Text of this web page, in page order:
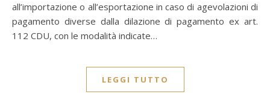
all’importazione o all’esportazione in caso di agevolazioni di
pagamento diverse dalla dilazione di pagamento ex art.
112 CDU, con le modalità indicate…
LEGGI TUTTO